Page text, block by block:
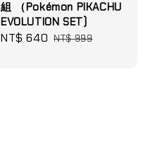
組 （Pokémon PIKACHU
EVOLUTION SET)
Sale
NT$ 640 Regular
NT$ 999